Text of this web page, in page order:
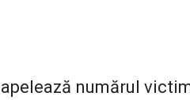
numărul